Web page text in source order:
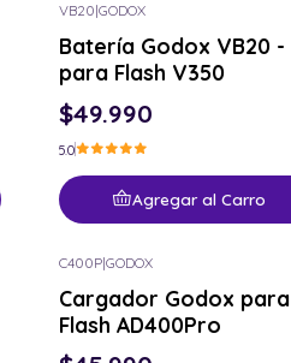
VB20|GODOX
Batería Godox VB20 -
para Flash V350
$49.990
5.0
Agregar al Carro
C400P|GODOX
Cargador Godox para
Flash AD400Pro